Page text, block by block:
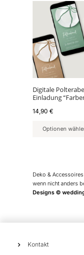
Digitale
Einladung
14,90 €
Optionen
Deko &
wenn nicht anders
Designs ©
Kontakt